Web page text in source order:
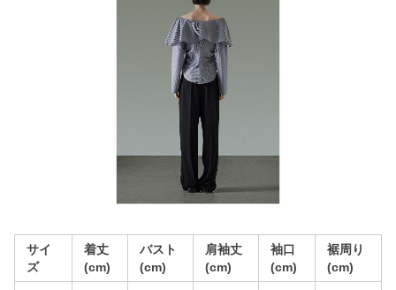
サイ
ズ
着丈
(cm)
バスト
(cm)
肩袖丈
(cm)
袖口
(cm)
裾周り
(cm)